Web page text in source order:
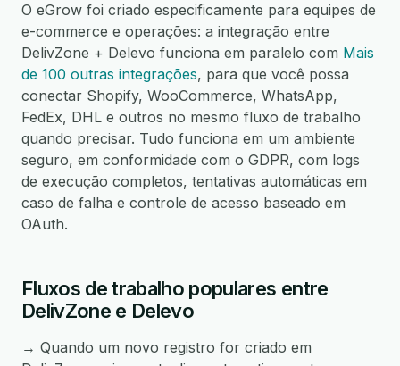
O eGrow foi criado especificamente para equipes de
e-commerce e operações: a integração entre
DelivZone + Delevo funciona em paralelo com Mais
de 100 outras integrações, para que você possa
conectar Shopify, WooCommerce, WhatsApp,
FedEx, DHL e outros no mesmo fluxo de trabalho
quando precisar. Tudo funciona em um ambiente
seguro, em conformidade com o GDPR, com logs
de execução completos, tentativas automáticas em
caso de falha e controle de acesso baseado em
OAuth.
Fluxos de trabalho populares entre
DelivZone e Delevo
→ Quando um novo registro for criado em